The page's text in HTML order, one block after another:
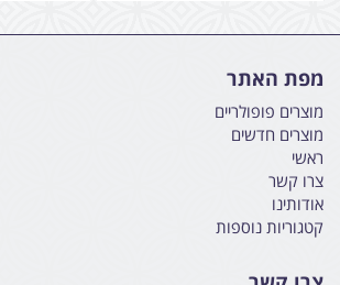
מפת האתר
מוצרים פופולריים
מוצרים חדשים
ראשי
צרו קשר
אודותינו
קטגוריות נוספות